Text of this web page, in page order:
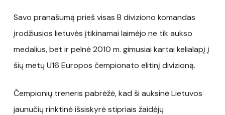
Savo pranašumą prieš visas B diviziono komandas
įrodžiusios lietuvės įtikinamai laimėjo ne tik aukso
medalius, bet ir pelnė 2010 m. gimusiai kartai kelialapį į
šių metų U16 Europos čempionato elitinį divizioną.
Čempionių treneris pabrėžė, kad ši auksinė Lietuvos
jaunučių rinktinė išsiskyrė stipriais žaidėjų